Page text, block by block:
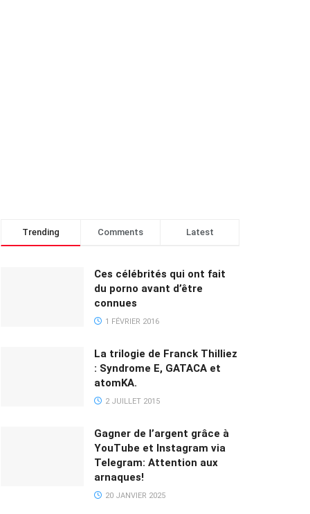
Trending Comments Latest
Ces célébrités qui ont fait
du porno avant d’être
connues
1 FÉVRIER 2016
La trilogie de Franck Thilliez
: Syndrome E, GATACA et
atomKA.
2 JUILLET 2015
Gagner de l’argent grâce à
YouTube et Instagram via
Telegram: Attention aux
arnaques!
20 JANVIER 2025